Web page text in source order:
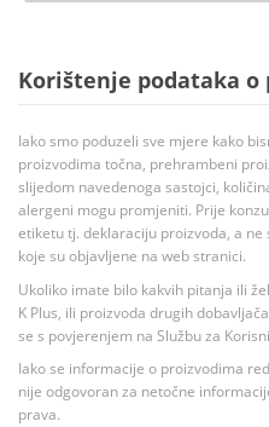
Korištenje podataka o
Iako smo poduzeli sve mjere kako
proizvodima točna, prehrambeni
slijedom navedenoga sastojci,
alergeni mogu promjeniti. Prije
etiketu tj. deklaraciju proizvoda, a
koje su objavljene na web stranici.
Ukoliko imate bilo kakvih pitanja ili
K Plus, ili proizvoda drugih
se s povjerenjem na Službu za
Iako se informacije o proizvodima
nije odgovoran za netočne
prava.